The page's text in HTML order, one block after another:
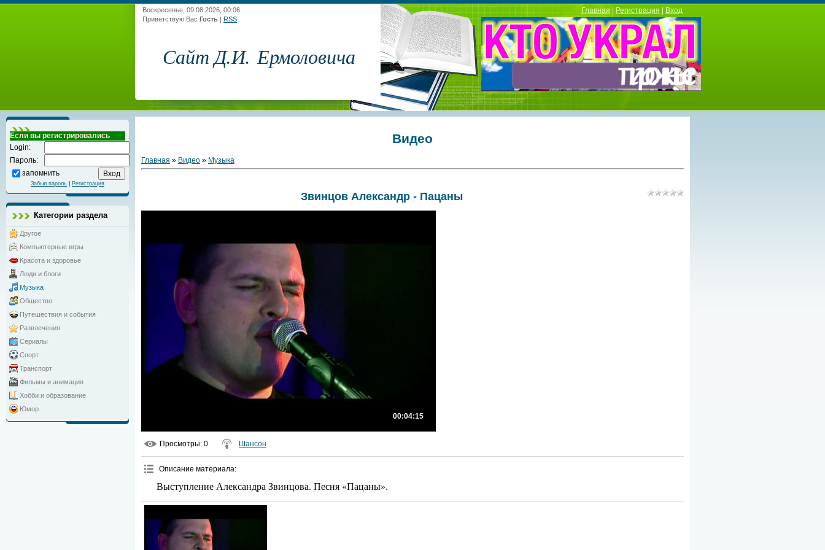
Воскресенье, 09.08.2026, 00:06
Приветствую Вас Гость | RSS
Сайт Д.И. Ермоловича
Главная Регистрация Вход
Если вы регистрировались
Login:
Пароль:
запомнить
Забыл пароль Регистрация
Категории раздела
Другое
Компьютерные игры
Красота и здоровье
Люди и блоги
Музыка
Общество
Путешествия и события
Развлечения
Сериалы
Спорт
Транспорт
Фильмы и анимация
Хобби и образование
Юмор
Видео
Главная » Видео » Музыка
Звинцов Александр - Пацаны
00:04:15
Просмотры: 0 Шансон
Описание материала:
Выступление Александра Звинцова. Песня «Пацаны».